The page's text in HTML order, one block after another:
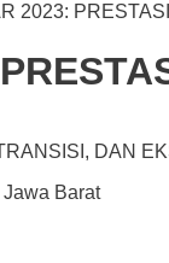
2023:
Barat